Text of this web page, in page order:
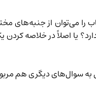
می‌توان از جنبه‌های
یا اصلاً در خلاصه
به سوال‌های دیگری هم